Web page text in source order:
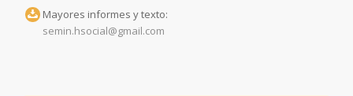
Mayores informes y texto:
semin.hsocial@gmail.com